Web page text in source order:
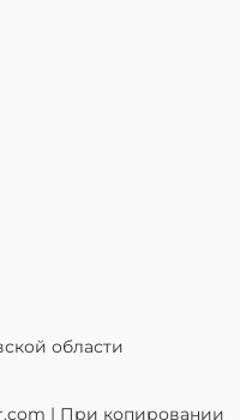
области
| При копировании